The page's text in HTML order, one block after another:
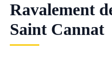
Ravalement
Saint Cannat